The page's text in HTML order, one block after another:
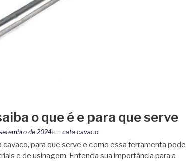
o que é e para que serve
de 2024em cata cavaco
cavaco, para que serve e como essa ferramenta pode
e de usinagem. Entenda sua importância para a